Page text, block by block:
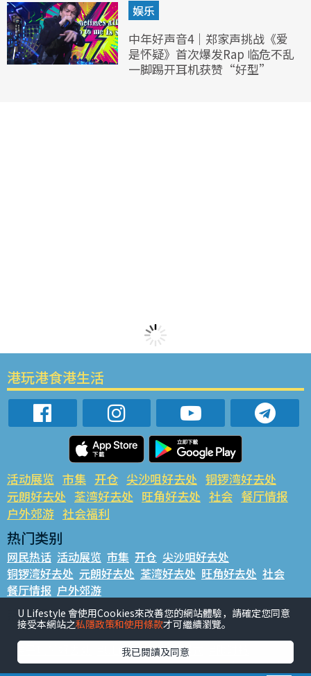
娱乐
中年好声音4｜郑家声挑战《爱
是怀疑》首次爆发Rap 临危不乱
一脚踢开耳机获赞“好型”
港玩港食港生活
活动展览 市集 开仓 尖沙咀好去处 铜锣湾好去处
元朗好去处 荃湾好去处 旺角好去处 社会 餐厅情报
户外郊游 社会福利
热门类别
网民热话 活动展览 市集 开仓 尖沙咀好去处
铜锣湾好去处 元朗好去处 荃湾好去处 旺角好去处 社会
餐厅情报 户外郊游
热门标签
#UGO揾好去处 #人气活动推介 #美食社群热话
#ULifestyle应用程式
#UJetso礼物放送 #ULifestyle商户中心 #著数 #网络热话
U Lifestyle 會使用Cookies來改善您的網站體驗，請確定您同意
接受本網站之私隱政策和使用條款才可繼續瀏覽。
我已閱讀及同意